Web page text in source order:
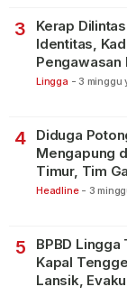
3
Kerap
Identitas,
Pengawasan
Lingga - 3 minggu
4
Diduga
Mengapung
Timur, Tim
Lakukan
Headline - 3
5
BPBD
Kapal
Lansik,